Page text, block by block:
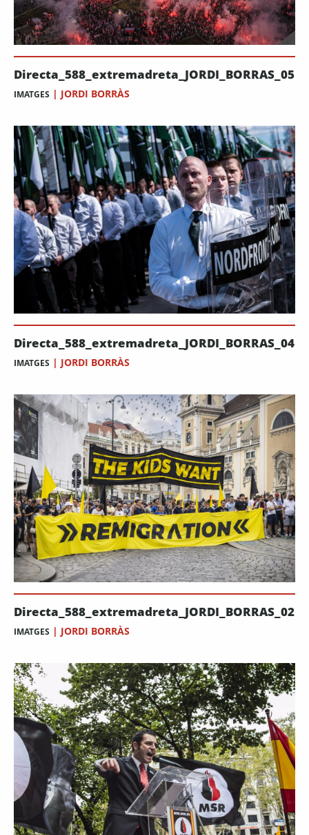
Directa_588_extremadreta_JORDI_BORRAS_05
IMATGES | JORDI BORRÀS
Directa_588_extremadreta_JORDI_BORRAS_04
IMATGES | JORDI BORRÀS
Directa_588_extremadreta_JORDI_BORRAS_02
IMATGES | JORDI BORRÀS